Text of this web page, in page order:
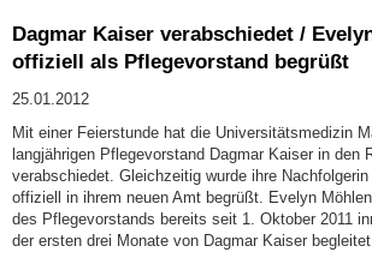
Dagmar Kaiser verabschiedet /
offiziell als Pflegevorstand begrüßt
25.01.2012
Mit einer Feierstunde hat die Universitätsmedizin
langjährigen Pflegevorstand Dagmar Kaiser in den
verabschiedet. Gleichzeitig wurde ihre
offiziell in ihrem neuen Amt begrüßt. Evelyn
des Pflegevorstands bereits seit 1. Oktober 2011
der ersten drei Monate von Dagmar Kaiser